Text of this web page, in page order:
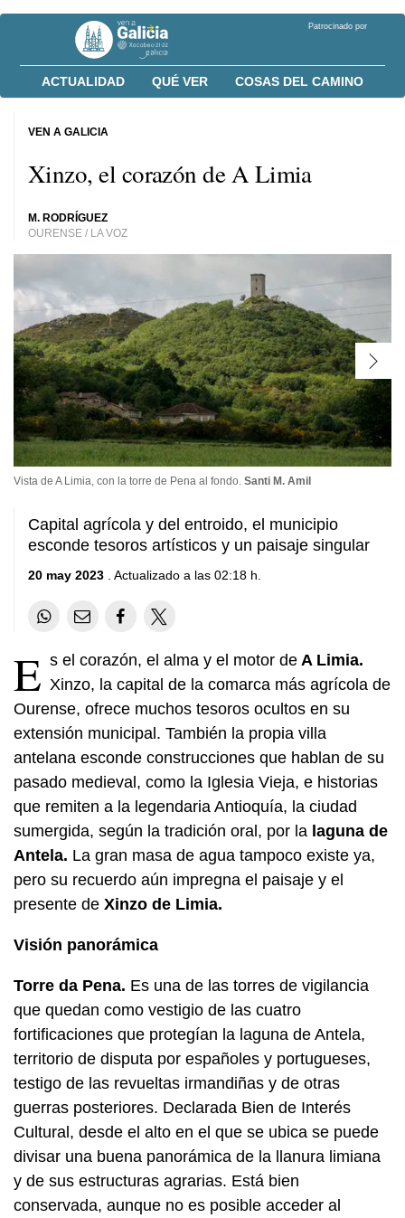
Patrocinado por
ACTUALIDAD QUÉ VER COSAS DEL CAMINO
Xinzo, el corazón de A Limia
M. RODRÍGUEZ
OURENSE / LA VOZ
VEN A GALICIA
Vista de A Limia, con la torre de Pena al fondo. Santi M. Amil
Capital agrícola y del entroido, el municipio
esconde tesoros artísticos y un paisaje singular
20 may 2023 . Actualizado a las 02:18 h.
E s el corazón, el alma y el motor de A Limia.
Xinzo, la capital de la comarca más agrícola de
Ourense, ofrece muchos tesoros ocultos en su
extensión municipal. También la propia villa
antelana esconde construcciones que hablan de su
pasado medieval, como la Iglesia Vieja, e historias
que remiten a la legendaria Antioquía, la ciudad
sumergida, según la tradición oral, por la laguna de
Antela. La gran masa de agua tampoco existe ya,
pero su recuerdo aún impregna el paisaje y el
presente de Xinzo de Limia.
Visión panorámica
Torre da Pena. Es una de las torres de vigilancia
que quedan como vestigio de las cuatro
fortificaciones que protegían la laguna de Antela,
territorio de disputa por españoles y portugueses,
testigo de las revueltas irmandiñas y de otras
guerras posteriores. Declarada Bien de Interés
Cultural, desde el alto en el que se ubica se puede
divisar una buena panorámica de la llanura limiana
y de sus estructuras agrarias. Está bien
conservada, aunque no es posible acceder al